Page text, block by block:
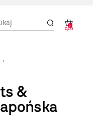
0
0,00
&